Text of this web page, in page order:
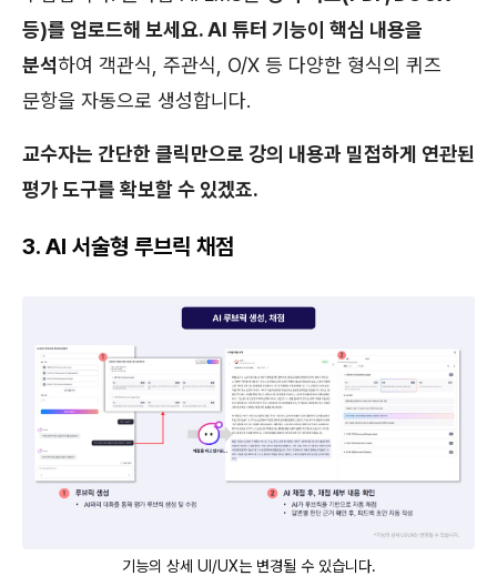
등)를 업로드해 보세요. AI 튜터 기능이 핵심 내용을
분석하여 객관식, 주관식, O/X 등 다양한 형식의 퀴즈
문항을 자동으로 생성합니다.
교수자는 간단한 클릭만으로 강의 내용과 밀접하게 연관된
평가 도구를 확보할 수 있겠죠.
3. AI 서술형 루브릭 채점
기능의 상세 UI/UX는 변경될 수 있습니다.